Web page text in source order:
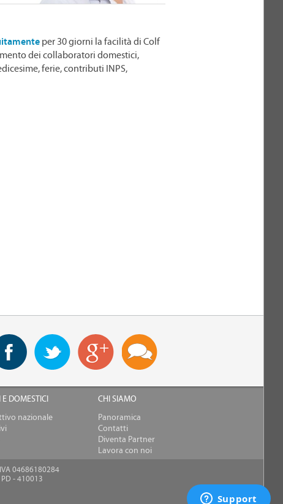
per 30 giorni la facilità di Colf
dei collaboratori domestici,
ferie, contributi INPS,
DOMESTICI
nazionale
CHI SIAMO
Panoramica
Contatti
Diventa Partner
Lavora con noi
04686180284
- 410013